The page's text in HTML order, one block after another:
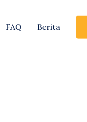
FAQ Berita